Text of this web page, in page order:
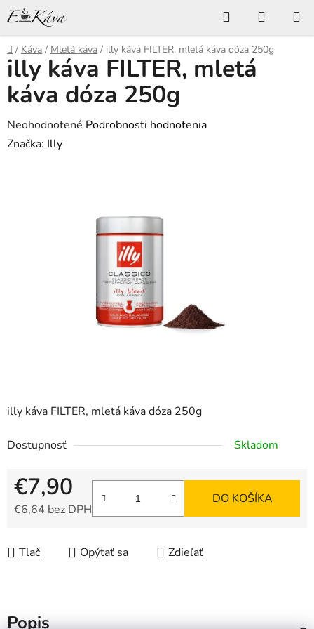
Prejsť
na
obsah
Hľadať
KOŠÍK
Domov
/ Káva / Mletá káva / illy káva FILTER, mletá káva dóza 250g
illy káva FILTER, mletá káva dóza 250g
Dostupnosť Skladom
€7,90
€6,64 bez DPH
DO KOŠÍKA
Tlač Opýtať sa Zdieľať
illy káva FILTER, mletá
káva dóza 250g
Priemerné
hodnotenie
Neohodnotené Podrobnosti hodnotenia
Značka: Illy
Popis